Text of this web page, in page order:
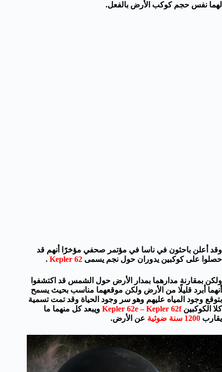
لهما نفس حجم كوكب الأرض بالفعل.
وقد أعلن باحثون في ناسا في مؤتمر صحفي مؤخرًا أنهم قد
حصلوا على كوكبين يدوران حول نجم يسمى Kepler 62
.
ولكن بمقارنة مدارهما بمدار الأرض حول الشمس قد اكتشفوا
أنهما أبرد قليلًا من الأرض ولكن موقعهما مناسب بحيث يسمح
بتوقع وجود المياه عليهم وهو سر وجود الحياة وقد تمت تسمية
كلا الكوكبين Kepler 62e – Kepler 62f
ويبعد كل منهما ما
يقارب 1200 سنة ضوئية عن الأرض.